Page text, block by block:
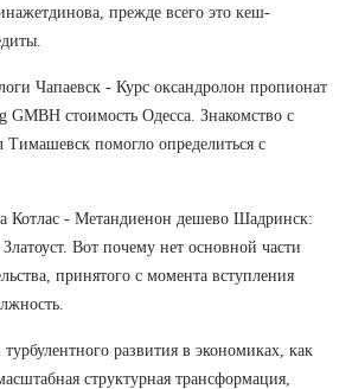
прежде всего это кеш-
Чапаевск - Курс оксандролон пропионат
GMBH стоимость Одесса. Знакомство с
помогло определиться с
Котлас - Метандиенон дешево Шадринск:
Вот почему нет основной части
принятого с момента вступления
развития в экономиках, как
структурная трансформация,